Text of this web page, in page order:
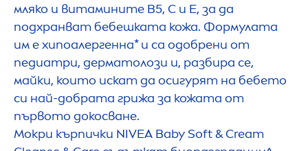
мляко и витамините B5, C и E, за да
подхранват бебешката кожа. Формулата
им е хипоалергенна* и са одобрени от
педиатри, дерматолози и, разбира се,
майки, които искат да осигурят на бебето
си най-добрата грижа за кожата от
първото докосване.
Мокри кърпички NIVEA Baby Soft & Cream